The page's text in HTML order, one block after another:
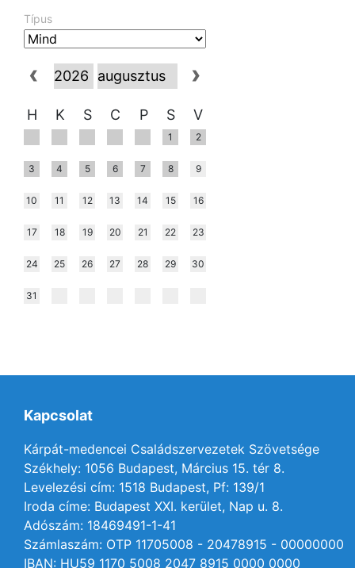
Típus
H K S C P S V
1 2
3 4 5 6 7 8 9
10 11 12 13 14 15 16
17 18 19 20 21 22 23
24 25 26 27 28 29 30
31
Kapcsolat
Kárpát-medencei Családszervezetek Szövetsége
Székhely: 1056 Budapest, Március 15. tér 8.
Levelezési cím: 1518 Budapest, Pf: 139/1
Iroda címe: Budapest XXI. kerület, Nap u. 8.
Adószám: 18469491-1-41
Számlaszám: OTP 11705008 - 20478915 - 00000000
IBAN: HU59 1170 5008 2047 8915 0000 0000